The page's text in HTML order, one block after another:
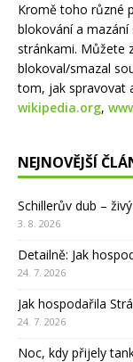
Kromě toho různé
blokování a
stránkami. Můžete
blokoval/smazal
tom, jak spravovat
wikipedia.org,
NEJNOVĚJŠÍ
Schillerův dub –
3. 8. 2026
Detailně: Jak
24. 7. 2026
Jak hospodařila
24. 7. 2026
Noc, kdy přijely